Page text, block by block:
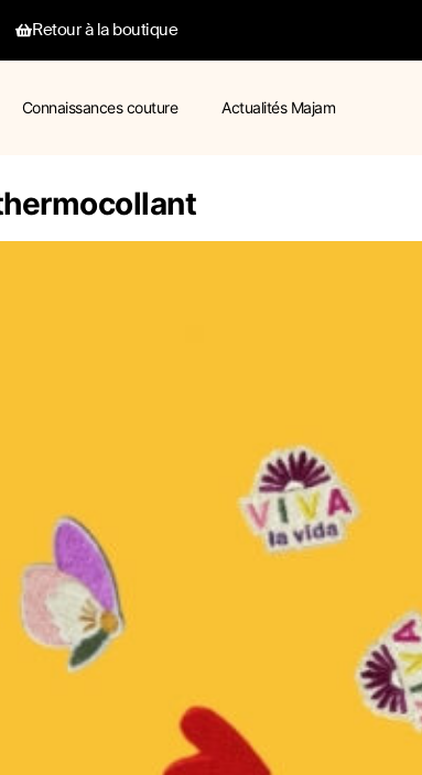
Retour à la boutique
Connaissances couture Actualités Majam